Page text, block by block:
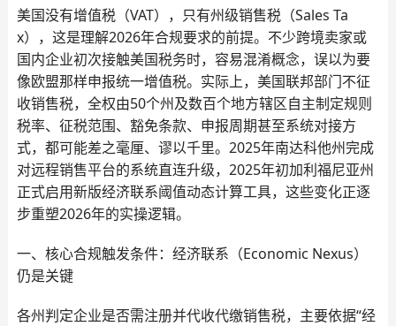
美国没有增值税（VAT），只有州级销售税（Sales Ta
x），这是理解2026年合规要求的前提。不少跨境卖家或
国内企业初次接触美国税务时，容易混淆概念，误以为要
像欧盟那样申报统一增值税。实际上，美国联邦部门不征
收销售税，全权由50个州及数百个地方辖区自主制定规则
税率、征税范围、豁免条款、申报周期甚至系统对接方
式，都可能差之毫厘、谬以千里。2025年南达科他州完成
对远程销售平台的系统直连升级，2025年初加利福尼亚州
正式启用新版经济联系阈值动态计算工具，这些变化正逐
步重塑2026年的实操逻辑。
一、核心合规触发条件：经济联系（Economic Nexus）
仍是关键
各州判定企业是否需注册并代收代缴销售税，主要依据“经